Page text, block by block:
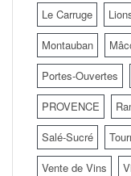
Le Carruge
Montauban
Portes-Ouvertes
PROVENCE
Salé-Sucré
Vente de Vins